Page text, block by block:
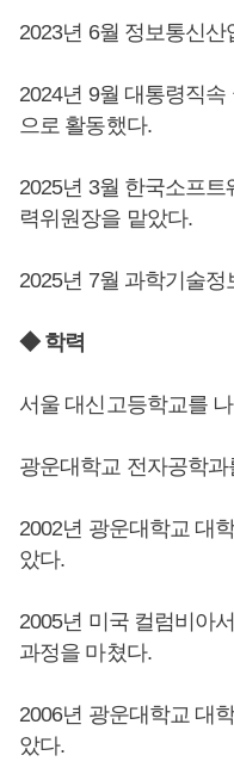
2023년 6월 정보통신
2024년 9월 대통령직
으로 활동했다.
2025년 3월 한국소프
력위원장을 맡았다.
2025년 7월 과학기술
◆ 학력
서울 대신고등학교를
광운대학교 전자공학
2002년 광운대학교 대
았다.
2005년 미국 컬럼비아
과정을 마쳤다.
2006년 광운대학교 대
았다.